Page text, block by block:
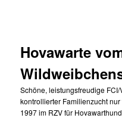
Hovawarte
Schöne, leistungsfreudige
kontrollierter Familienzucht
1997 im RZV für